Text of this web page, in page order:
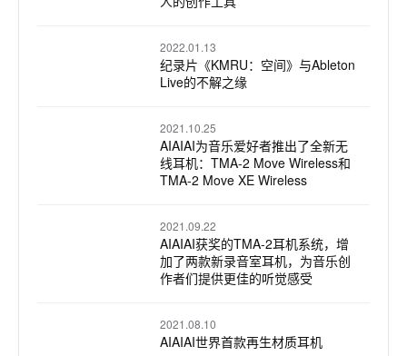
2022.01.13
纪录片《KMRU：空间》与Ableton
Live的不解之缘
2021.10.25
AIAIAI为音乐爱好者推出了全新无
线耳机：TMA-2 Move Wireless和
TMA-2 Move XE Wireless
2021.09.22
AIAIAI获奖的TMA-2耳机系统，增
加了两款新录音室耳机，为音乐创
作者们提供更佳的听觉感受
2021.08.10
AIAIAI世界首款再生材质耳机